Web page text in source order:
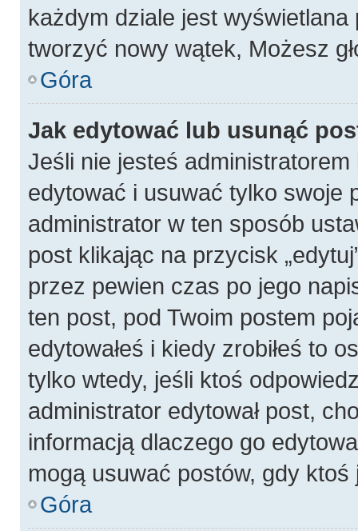
każdym dziale jest wyświetlana
tworzyć nowy wątek, Możesz
Góra
Jak edytować lub usunąć
Jeśli nie jesteś
edytować i usuwać tylko swoje
administrator w ten sposób
post klikając na przycisk
przez pewien czas po jego
ten post, pod Twoim postem
edytowałeś i kiedy zrobiłeś to
tylko wtedy, jeśli ktoś
administrator edytował post,
informacją dlaczego go
mogą usuwać postów, gdy ktoś
Góra